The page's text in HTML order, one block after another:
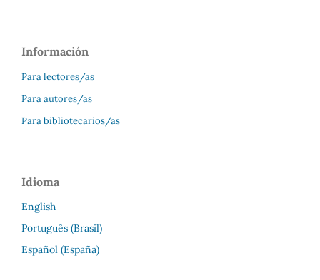
Información
Para lectores/as
Para autores/as
Para bibliotecarios/as
Idioma
English
Português (Brasil)
Español (España)